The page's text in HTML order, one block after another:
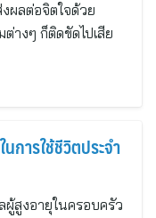
ผลต่อจิตใจด้วย
างๆ ก็ติดขัดไปเสีย
การใช้ชีวิตประจำ
สูงอายุในครอบครัว